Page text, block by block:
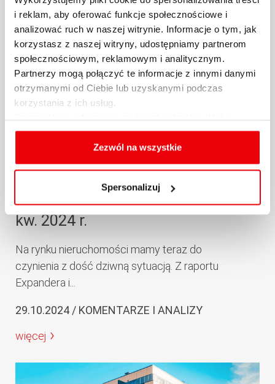
i reklam, aby oferować funkcje społecznościowe i
analizować ruch w naszej witrynie. Informacje o tym, jak
korzystasz z naszej witryny, udostępniamy partnerom
społecznościowym, reklamowym i analitycznym.
Partnerzy mogą połączyć te informacje z innymi danymi
otrzymanymi od Ciebie lub uzyskanymi podczas
korzystania z ich usług.
cookies, celu i sposobu korzystania z nich przez nas
oraz zmiany ustawień plików cookies a także ich
usuwania z przeglądarki internetowej, znajdują się
Zezwól na wszystkie
Spersonalizuj
Raport Expandera i Rentier.io –
Ceny mieszkań, październik i III
kw. 2024 r.
Na rynku nieruchomości mamy teraz do
czynienia z dość dziwną sytuacją. Z raportu
Expandera i...
29.10.2024 / KOMENTARZE I ANALIZY
więcej